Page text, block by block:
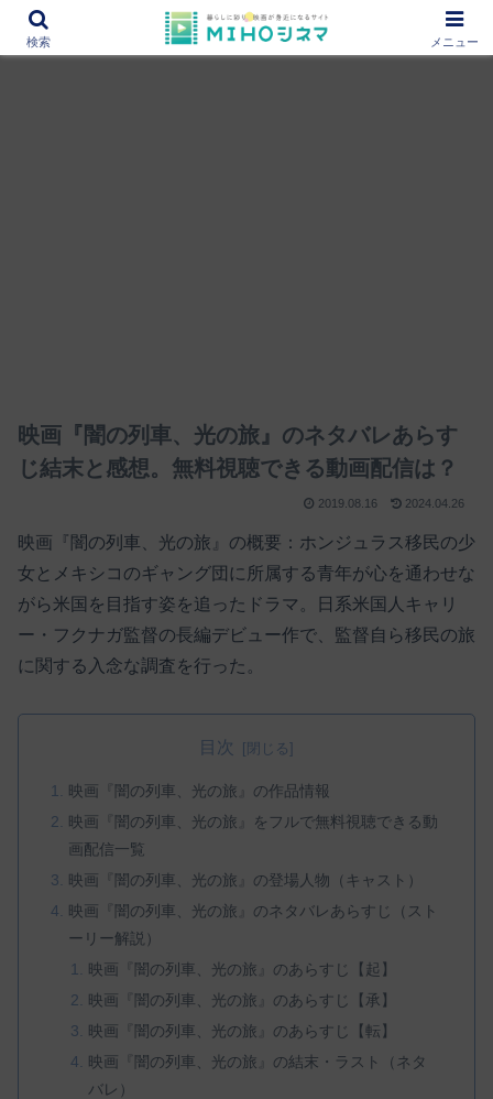
12000作品を紹介！あなたの映画図書館『MIHOシネマ』
映画『闇の列車、光の旅』のネタバレあらす
じ結末と感想。無料視聴できる動画配信は？
2019.08.16 2024.04.26
映画『闇の列車、光の旅』の概要：ホンジュラス移民の少
女とメキシコのギャング団に所属する青年が心を通わせな
がら米国を目指す姿を追ったドラマ。日系米国人キャリ
ー・フクナガ監督の長編デビュー作で、監督自ら移民の旅
に関する入念な調査を行った。
目次
映画『闇の列車、光の旅』の作品情報
映画『闇の列車、光の旅』をフルで無料視聴できる動
画配信一覧
映画『闇の列車、光の旅』の登場人物（キャスト）
映画『闇の列車、光の旅』のネタバレあらすじ（スト
ーリー解説）
映画『闇の列車、光の旅』のあらすじ【起】
映画『闇の列車、光の旅』のあらすじ【承】
映画『闇の列車、光の旅』のあらすじ【転】
映画『闇の列車、光の旅』の結末・ラスト（ネタ
バレ）
検索 メニュー